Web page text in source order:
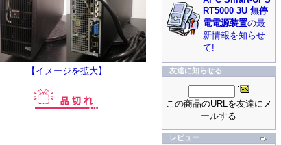
【イメージを拡大】
RT5000 3U 無停
電電源装置の最
新情報を知らせ
て!
友達に知らせる
この商品のURLを友達にメ
ールする
レビュー